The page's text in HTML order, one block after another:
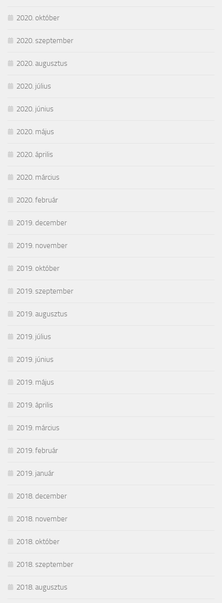
2020. október
2020. szeptember
2020. augusztus
2020. július
2020. június
2020. május
2020. április
2020. március
2020. február
2019. december
2019. november
2019. október
2019. szeptember
2019. augusztus
2019. július
2019. június
2019. május
2019. április
2019. március
2019. február
2019. január
2018. december
2018. november
2018. október
2018. szeptember
2018. augusztus